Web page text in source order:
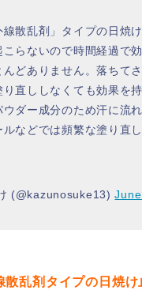
散乱剤」タイプの日焼
らないので時間経過で
んどありません。落ちて
直ししなくても効果を
ダー成分のため汗に流れ
などでは頻繁な塗り直
(@kazunosuke13)
散乱剤タイプの日焼け